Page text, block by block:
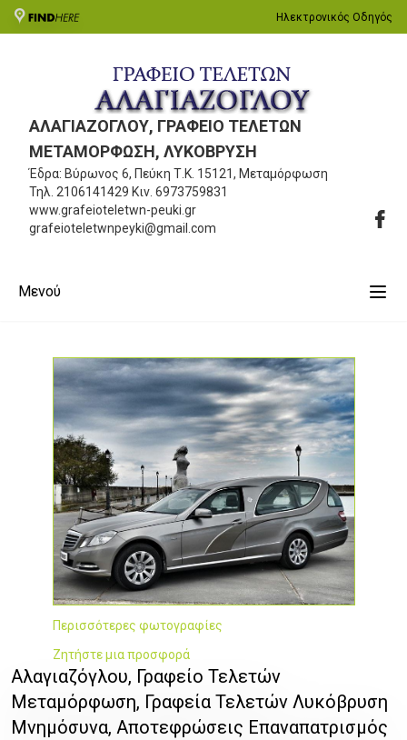
Ηλεκτρονικός Οδηγός
ΑΛΑΓΙΑΖΟΓΛΟΥ, ΓΡΑΦΕΙΟ ΤΕΛΕΤΩΝ
ΜΕΤΑΜΟΡΦΩΣΗ, ΛΥΚΟΒΡΥΣΗ
Έδρα: Βύρωνος 6, Πεύκη Τ.Κ. 15121, Μεταμόρφωση
Τηλ. 2106141429 Κιν. 6973759831
www.grafeioteletwn-peuki.gr
grafeioteletwnpeyki@gmail.com
Μενού
Περισσότερες φωτογραφίες
Ζητήστε μια προσφορά
Αλαγιαζόγλου, Γραφείο Τελετών
Μεταμόρφωση, Γραφεία Τελετών Λυκόβρυση
Μνημόσυνα, Αποτεφρώσεις Επαναπατρισμός